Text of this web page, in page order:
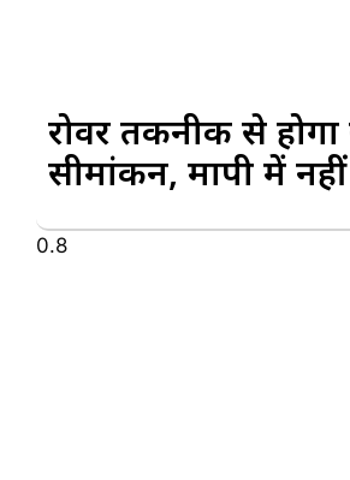
रोवर तकनीक से
सीमांकन, मापी में नहीं